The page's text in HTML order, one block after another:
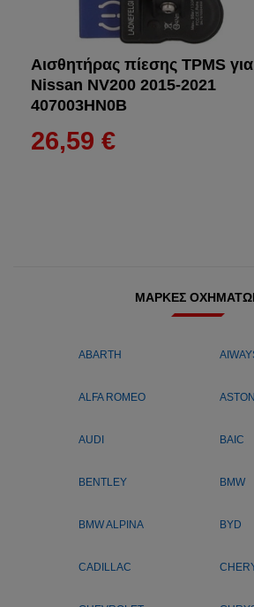
Αισθητήρας πίεσης TPMS για
Nissan NV200 2015-2021
407003HN0B
26,59 €
ΜΆΡΚΕΣ
ABARTH
ALFA ROMEO
AUDI BAIC
BENTLEY BMW
BMW ALPINA BYD
CADILLAC